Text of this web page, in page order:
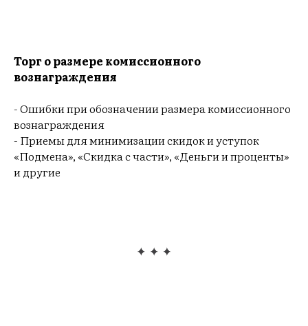
Торг о размере комиссионного
вознаграждения
- Ошибки при обозначении размера комиссионного
вознаграждения
- Приемы для минимизации скидок и уступок
«Подмена», «Скидка с части», «Деньги и проценты»
и другие